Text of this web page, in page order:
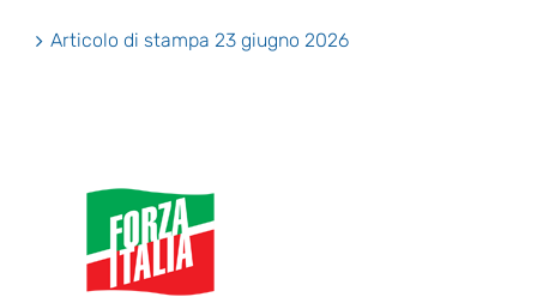
Articolo di stampa 23 giugno 2026